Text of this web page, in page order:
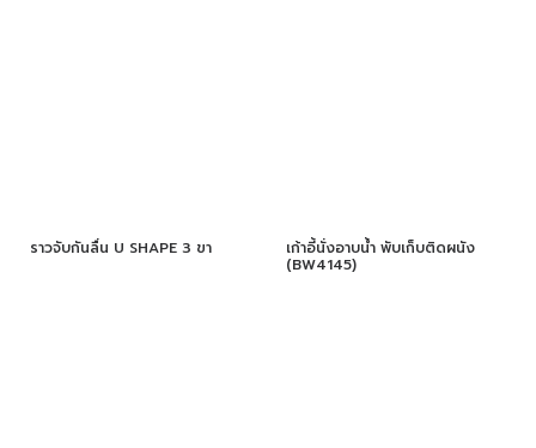
ราวจับกันลื่น U SHAPE 3 ขา เก้าอี้นั่งอาบน้ำ พับเก็บติดผนัง
(BW4145)